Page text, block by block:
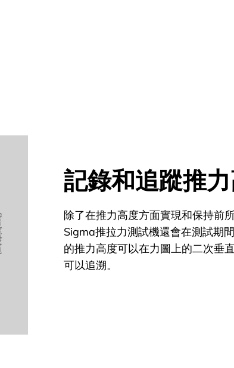
記錄和追蹤推
除了在推力高度方面實現和保持前
Sigma推拉力測試機還會在測試期
的推力高度可以在力圖上的二次垂
可以追溯。